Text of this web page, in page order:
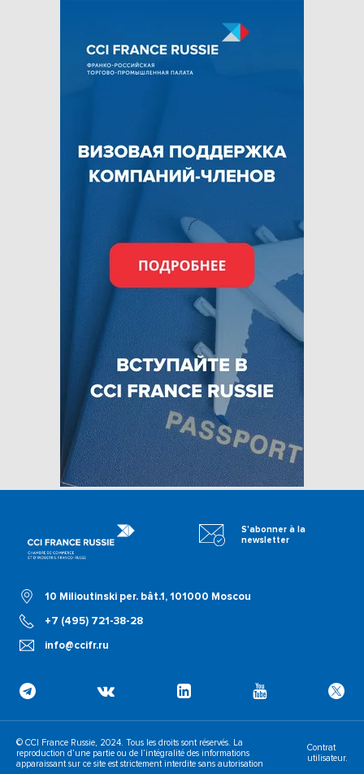
10 Milioutinski per. bât.1, 101000 Moscou
+7 (495) 721-38-28
info@ccifr.ru
S'abonner à la
newsletter
© CCI France Russie, 2024. Tous les droits sont réservés. La
reproduction d’une partie ou de l’intégralité des informations
apparaissant sur ce site est strictement interdite sans autorisation
Contrat
utilisateur.